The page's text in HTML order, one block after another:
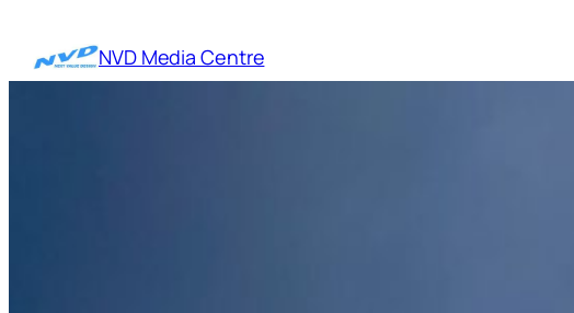
を
NVD Media Centre